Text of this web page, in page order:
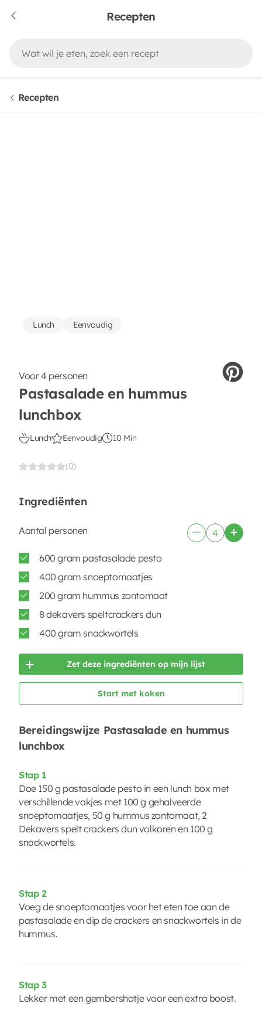
Recepten
Recepten
Voor 4 personen
Pastasalade en hummus
lunchbox
Lunch Eenvoudig 10 Min
(0)
Lunch Eenvoudig
Ingrediënten
Aantal personen
600 gram pastasalade pesto
400 gram snoeptomaatjes
200 gram hummus zontomaat
8 dekavers speltcrackers dun
400 gram snackwortels
Zet deze ingrediënten op mijn lijst
Start met koken
Bereidingswijze Pastasalade en hummus
lunchbox
Stap 1
Doe 150 g pastasalade pesto in een lunch box met
verschillende vakjes met 100 g gehalveerde
snoeptomaatjes, 50 g hummus zontomaat, 2
Dekavers spelt crackers dun volkoren en 100 g
snackwortels.
Stap 2
Voeg de snoeptomaatjes voor het eten toe aan de
pastasalade en dip de crackers en snackwortels in de
hummus.
Stap 3
Lekker met een gembershotje voor een extra boost.